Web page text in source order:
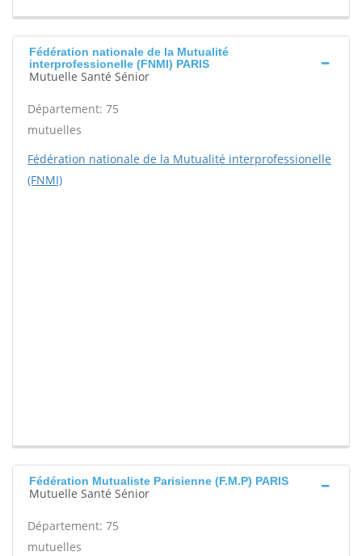
Fédération nationale de la Mutualité
interprofessionelle (FNMI) PARIS
Mutuelle Santé Sénior
Département: 75
mutuelles
Fédération nationale de la Mutualité interprofessionelle
(FNMI)
Fédération Mutualiste Parisienne (F.M.P) PARIS
Mutuelle Santé Sénior
Département: 75
mutuelles